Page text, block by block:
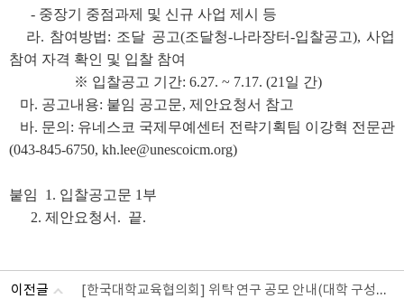
- 중장기 중점과제 및 신규 사업 제시 등
라. 참여방법: 조달 공고(조달청-나라장터-입찰공고), 사업
참여 자격 확인 및 입찰 참여
※ 입찰공고 기간: 6.27. ~ 7.17. (21일 간)
마. 공고내용: 붙임 공고문, 제안요청서 참고
바. 문의: 유네스코 국제무예센터 전략기획팀 이강혁 전문관
(043-845-6750, kh.lee@unescoicm.org)
붙임 1. 입찰공고문 1부
2. 제안요청서. 끝.
이전글 [한국대학교육협의회] 위탁 연구 공모 안내(대학 구성원